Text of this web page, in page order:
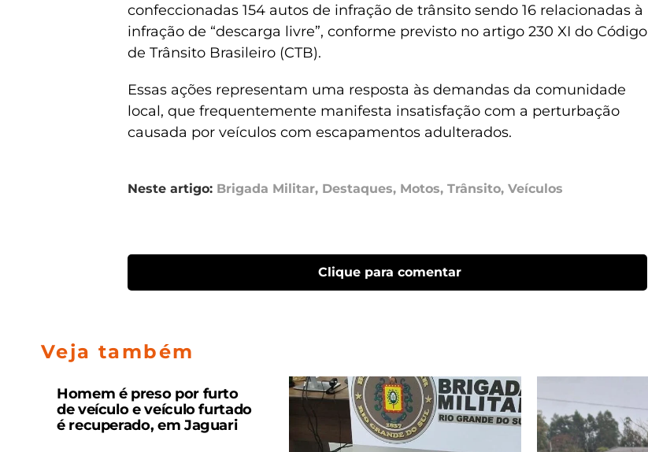
confeccionadas 154 autos de infração de trânsito sendo 16 relacionadas à
infração de “descarga livre”, conforme previsto no artigo 230 XI do Código
de Trânsito Brasileiro (CTB).
Essas ações representam uma resposta às demandas da comunidade
local, que frequentemente manifesta insatisfação com a perturbação
causada por veículos com escapamentos adulterados.
Neste artigo: Brigada Militar, Destaques, Motos, Trânsito, Veículos
Clique para comentar
Veja também
Homem é preso por furto
de veículo e veículo furtado
é recuperado, em Jaguari